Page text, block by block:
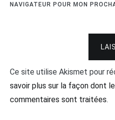
NAVIGATEUR POUR MON
Ce site utilise Akismet pour
savoir plus sur la façon dont
commentaires sont traitées.